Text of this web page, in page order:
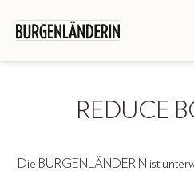
REDUCE
Die BURGENLÄNDERIN ist